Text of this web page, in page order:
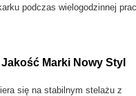
podczas wielogodzinnej
Marki Nowy Styl
się na stabilnym stelażu z